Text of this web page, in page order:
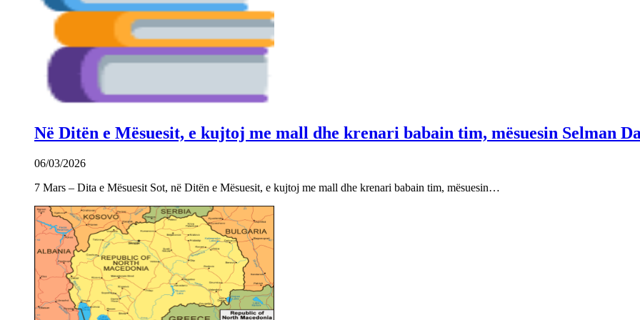
Në Ditën e Mësuesit, e kujtoj me mall dhe krenari babain tim, mësuesin Selman
06/03/2026
7 Mars – Dita e Mësuesit Sot, në Ditën e Mësuesit, e kujtoj me mall dhe krenari babain tim, mësuesin…